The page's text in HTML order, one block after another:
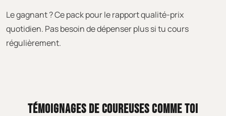
Le gagnant ? Ce pack pour le rapport qualité-prix
quotidien. Pas besoin de dépenser plus si tu cours
régulièrement.
TÉMOIGNAGES DE COUREUSES COMME TOI